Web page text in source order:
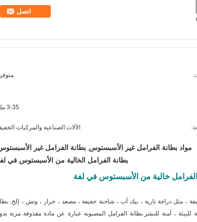
اتصل
3-35 ملم
الآلات الصناعية والمركبات
مواد بطانة الفرامل غير الأسبستوس, بطانة الفرامل غير
بطانة الفرامل الخالية من الأسبستوس في
خالية من الأسبستوس في لفة
، مثل دراجة نارية ، بيك آب ، شاحنة خفيفة ، مصعد ، جرار ، ونش ، إلخ.
، آمنة للبشر.بطانة الفرامل المصبوبة عبارة عن مادة مقذوفة مرنة